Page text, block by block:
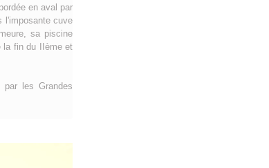
en aval par
l'imposante cuve
sa piscine
la fin du IIème et
par les Grandes